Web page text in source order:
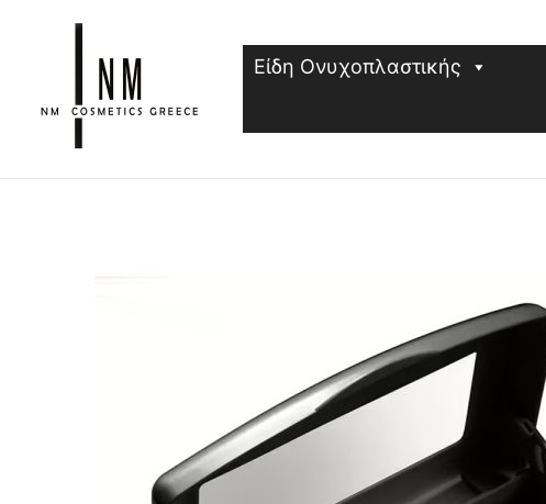
περιεχόμενο
Είδη Ονυχοπλαστικής